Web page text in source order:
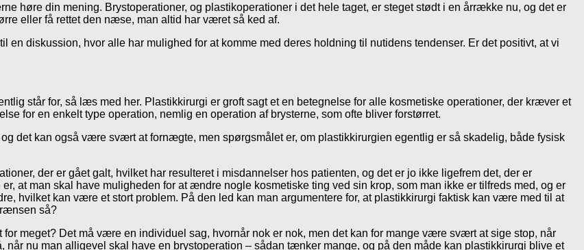
høre din mening. Brystoperationer, og plastikoperationer i det hele taget, er steget stødt i en årrække nu, og det er
eller få rettet den næse, man altid har været så ked af.
diskussion, hvor alle har mulighed for at komme med deres holdning til nutidens tendenser. Er det positivt, at vi
står for, så læs med her. Plastikkirurgi er groft sagt et en betegnelse for alle kosmetiske operationer, der kræver et
for en enkelt type operation, nemlig en operation af brysterne, som ofte bliver forstørret.
det kan også være svært at fornægte, men spørgsmålet er, om plastikkirurgien egentlig er så skadelig, både fysisk
der er gået galt, hvilket har resulteret i misdannelser hos patienten, og det er jo ikke ligefrem det, der er
er, at man skal have muligheden for at ændre nogle kosmetiske ting ved sin krop, som man ikke er tilfreds med, og er
hvilket kan være et stort problem. På den led kan man argumentere for, at plastikkirurgi faktisk kan være med til at
så?
meget? Det må være en individuel sag, hvornår nok er nok, men det kan for mange være svært at sige stop, når
nu man alligevel skal have en brystoperation – sådan tænker mange, og på den måde kan plastikkirurgi blive et